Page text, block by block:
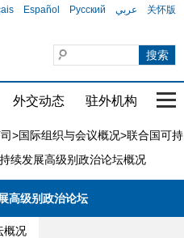
Español Русский عربي 关怀版
外交动态 驻外机构 国
>国际组织与会议概况>联合国可持
续发展高级别政治论坛概况
高级别政治论坛
概况